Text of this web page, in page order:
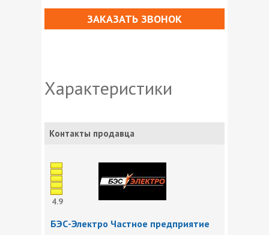
ЗАКАЗАТЬ ЗВОНОК
Характеристики
Контакты продавца
4.9
БЭС-Электро Частное предприятие